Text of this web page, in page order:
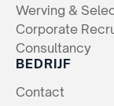
Werving &
Corporate
Consultancy
BEDRIJF
Contact